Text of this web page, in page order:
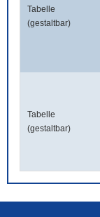
Tabelle
(gestaltbar)
Tabelle
(gestaltbar)